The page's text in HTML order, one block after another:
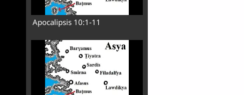
Apocalipsis 10:1-11